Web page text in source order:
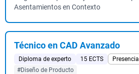
Asentamientos en Contexto
Técnico en CAD Avanzado
Diploma de experto 15 ECTS Presencial
#Diseño de Producto